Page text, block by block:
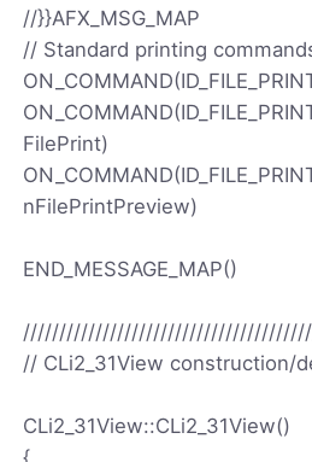
//}}AFX_MSG_MAP
// Standard printing
FilePrint)
nFilePrintPreview)
END_MESSAGE_MAP()
// CLi2_31View construction/
CLi2_31View::CLi2_31View()
{